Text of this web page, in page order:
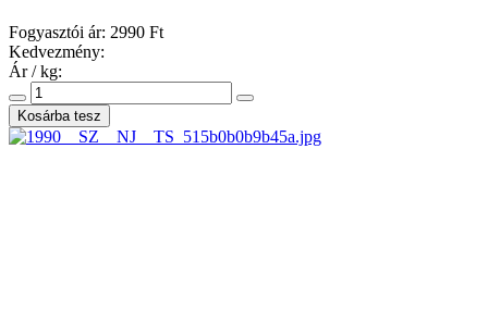
Fogyasztói ár: 2990 Ft
Kedvezmény:
Ár / kg: